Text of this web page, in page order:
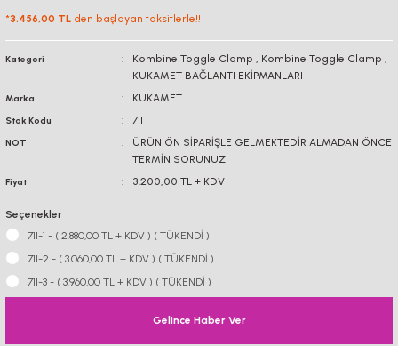
*3.456,00 TL den başlayan taksitlerle!!
Kategori Kombine Toggle Clamp , Kombine Toggle Clamp ,
KUKAMET BAĞLANTI EKİPMANLARI
Marka KUKAMET
Stok Kodu 711
NOT
ÜRÜN ÖN SİPARİŞLE GELMEKTEDİR ALMADAN ÖNCE
TERMİN SORUNUZ
Fiyat 3.200,00 TL + KDV
Seçenekler
711-1 - ( 2.880,00 TL + KDV ) ( TÜKENDİ )
711-2 - ( 3.060,00 TL + KDV ) ( TÜKENDİ )
711-3 - ( 3.960,00 TL + KDV ) ( TÜKENDİ )
Gelince Haber Ver